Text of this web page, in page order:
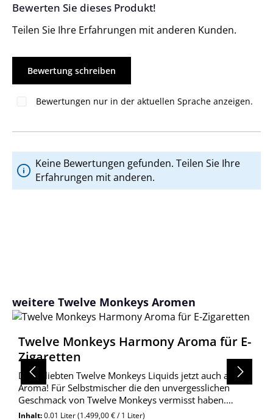
Durchschnittliche Bewertung von 0 von 5 Sternen
Bewerten Sie dieses Produkt!
Teilen Sie Ihre Erfahrungen mit anderen Kunden.
Bewertung schreiben
Bewertungen nur in der aktuellen Sprache anzeigen.
Keine Bewertungen gefunden. Teilen Sie Ihre
Erfahrungen mit anderen.
Produktgalerie überspringen
weitere Twelve Monkeys Aromen
Twelve Monkeys Harmony Aroma für E-
Zigaretten
Die beliebten Twelve Monkeys Liquids jetzt auch als
Aroma! Für Selbstmischer die den unvergesslichen
Geschmack von Twelve Monkeys vermisst haben.
Twelve Monkeys Harmony schmeckt schmeckt wie ein
Inhalt:0.01 Liter(1.499,00 € / 1 Liter)